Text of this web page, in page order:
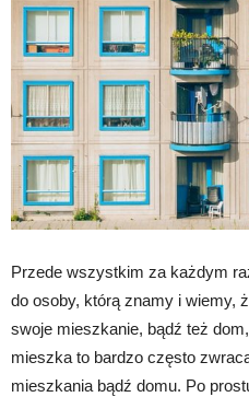
Przede wszystkim za każdym
do osoby, którą znamy i wiemy,
swoje mieszkanie, bądź też
mieszka to bardzo często
mieszkania bądź domu. Po